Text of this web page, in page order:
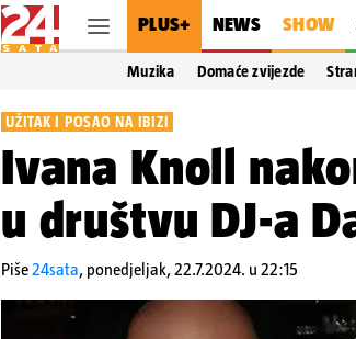
PLUS+ NEWS SHOW
Muzika Domaće zvijezde
UŽITAK I POSAO NA IBIZI
Ivana Knoll
u društvu DJ-a
Piše24sata, ponedjeljak, 22.7.2024. u 22:15